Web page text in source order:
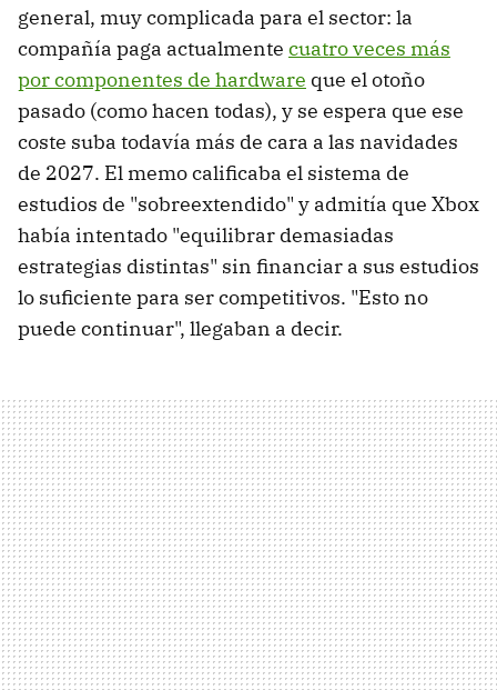
general, muy complicada para el sector: la
compañía paga actualmente cuatro veces más
por componentes de hardware que el otoño
pasado (como hacen todas), y se espera que ese
coste suba todavía más de cara a las navidades
de 2027. El memo calificaba el sistema de
estudios de "sobreextendido" y admitía que Xbox
había intentado "equilibrar demasiadas
estrategias distintas" sin financiar a sus estudios
lo suficiente para ser competitivos. "Esto no
puede continuar", llegaban a decir.